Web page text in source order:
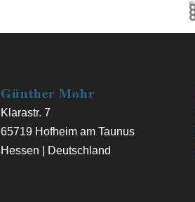
Günther Mohr
Klarastr. 7
65719 Hofheim am Taunus
Hessen | Deutschland